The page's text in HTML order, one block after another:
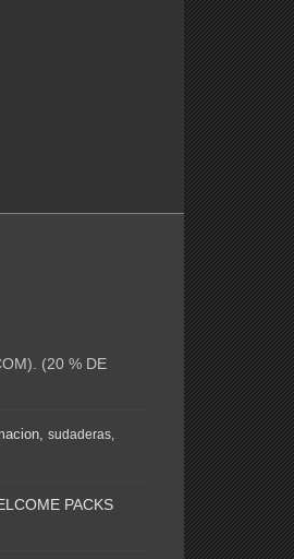
). (20 % DE
sudaderas
PACKS